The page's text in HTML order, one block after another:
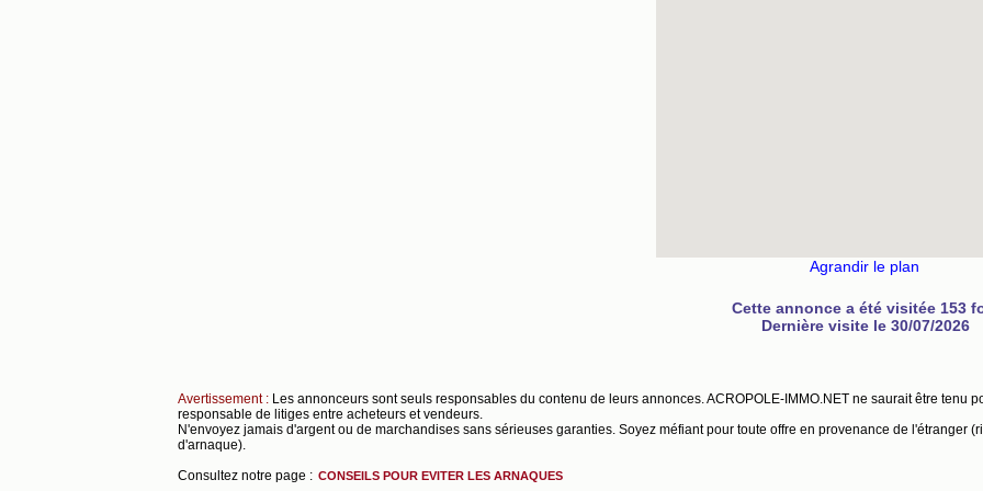
Agrandir le plan
Cette annonce a été visitée 153
Dernière visite le 30/07/2026
Avertissement : Les annonceurs sont seuls responsables du contenu de leurs annonces. ACROPOLE-IMMO.NET ne saurait être tenu
responsable de litiges entre acheteurs et vendeurs.
N'envoyez jamais d'argent ou de marchandises sans sérieuses garanties. Soyez méfiant pour toute offre en provenance de l'étranger
d'arnaque).
Consultez notre page : CONSEILS POUR EVITER LES ARNAQUES